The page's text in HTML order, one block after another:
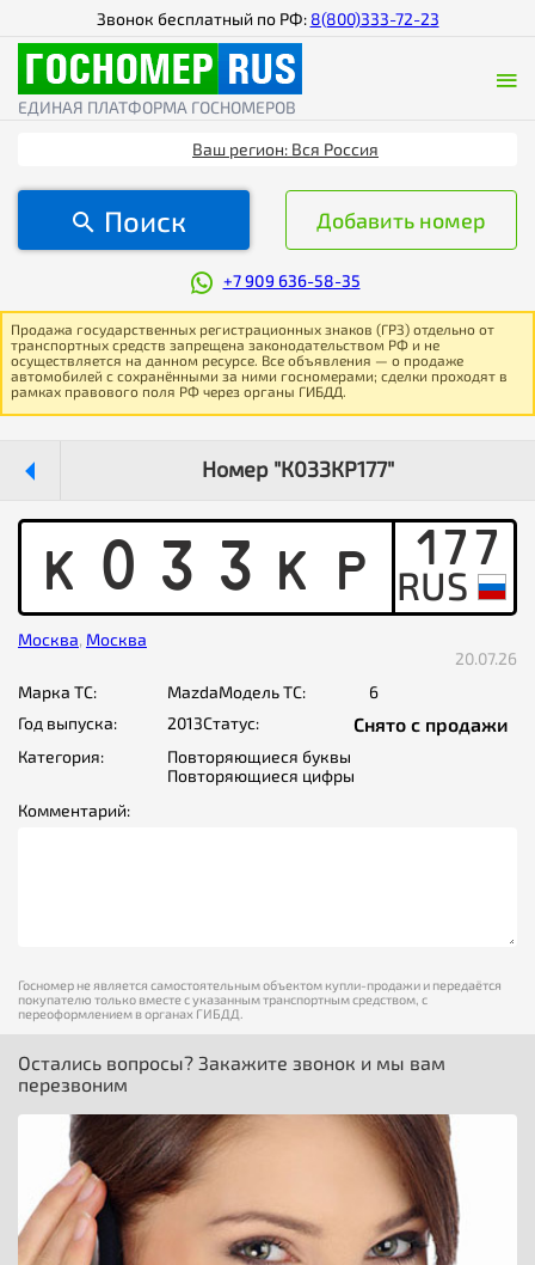
Звонок бесплатный по РФ: 8(800)333-72-23
ЕДИНАЯ ПЛАТФОРМА ГОСНОМЕРОВ
Ваш регион: Вся Россия
Поиск Добавить номер
+7 909 636-58-35
Продажа государственных регистрационных знаков (ГРЗ) отдельно от
транспортных средств запрещена законодательством РФ и не
осуществляется на данном ресурсе. Все объявления — о продаже
автомобилей с сохранёнными за ними госномерами; сделки проходят в
рамках правового поля РФ через органы ГИБДД.
Номер "К033КР177"
K 0 3 3 K P 177
Москва, Москва
20.07.26
Марка ТС:
MazdaМодель ТС:
6
Год выпуска:
2013Статус: Снято с продажи
Категория:
Повторяющиеся буквы
Повторяющиеся цифры
Комментарий:
Госномер не является самостоятельным объектом купли-продажи и передаётся
покупателю только вместе с указанным транспортным средством, с
переоформлением в органах ГИБДД.
Остались вопросы? Закажите звонок и мы вам
перезвоним